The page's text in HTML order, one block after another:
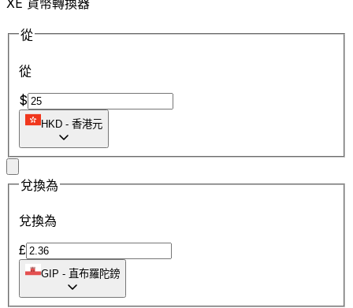
XE 貨幣轉換器
從
從
$
HKD - 香港元
兌換為
兌換為
£
GIP - 直布羅陀鎊